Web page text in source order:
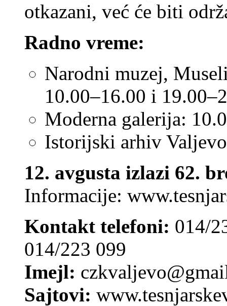
otkazani, već će biti
Radno vreme:
Narodni muzej,
10.00–16.00 i
Moderna galerija:
Istorijski arhiv
12. avgusta izlazi 62.
Informacije:
Kontakt telefoni: 014/
014/223 099
Imejl:
Sajtovi: